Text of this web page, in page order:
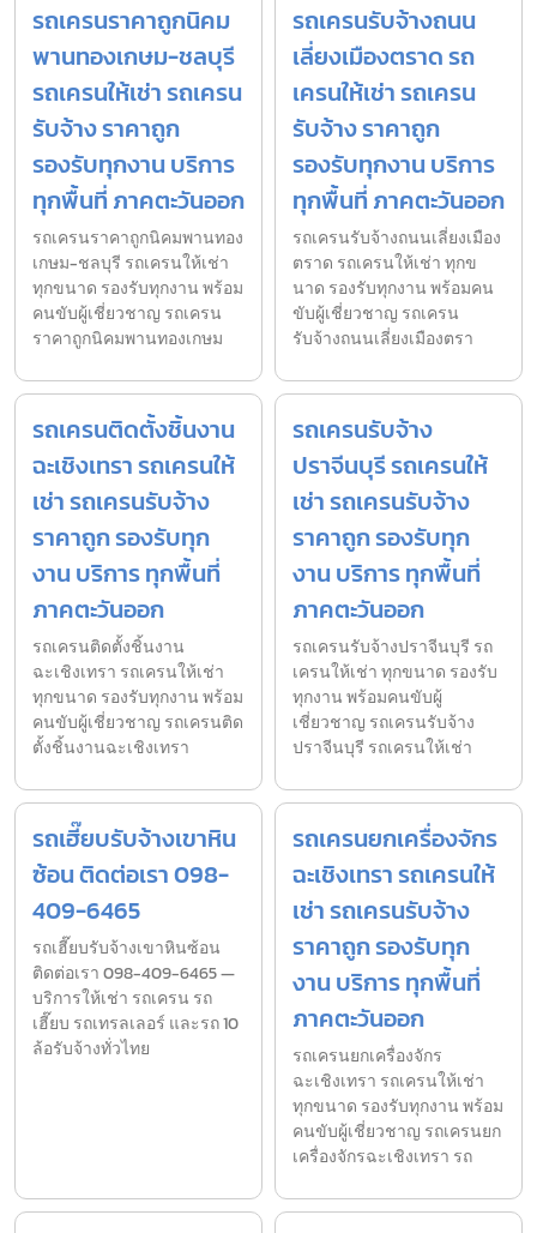
รถเครนราคาถูกนิคม
พานทองเกษม-ชลบุรี
รถเครนให้เช่า รถเครน
รับจ้าง ราคาถูก
รองรับทุกงาน บริการ
ทุกพื้นที่ ภาคตะวันออก
รถเครนราคาถูกนิคมพานทอง
เกษม-ชลบุรี รถเครนให้เช่า
ทุกขนาด รองรับทุกงาน พร้อม
คนขับผู้เชี่ยวชาญ รถเครน
ราคาถูกนิคมพานทองเกษม
รถเครนรับจ้างถนน
เลี่ยงเมืองตราด รถ
เครนให้เช่า รถเครน
รับจ้าง ราคาถูก
รองรับทุกงาน บริการ
ทุกพื้นที่ ภาคตะวันออก
รถเครนรับจ้างถนนเลี่ยงเมือง
ตราด รถเครนให้เช่า ทุกข
นาด รองรับทุกงาน พร้อมคน
ขับผู้เชี่ยวชาญ รถเครน
รับจ้างถนนเลี่ยงเมืองตรา
รถเครนติดตั้งชิ้นงาน
ฉะเชิงเทรา รถเครนให้
เช่า รถเครนรับจ้าง
ราคาถูก รองรับทุก
งาน บริการ ทุกพื้นที่
ภาคตะวันออก
รถเครนติดตั้งชิ้นงาน
ฉะเชิงเทรา รถเครนให้เช่า
ทุกขนาด รองรับทุกงาน พร้อม
คนขับผู้เชี่ยวชาญ รถเครนติด
ตั้งชิ้นงานฉะเชิงเทรา
รถเครนรับจ้าง
ปราจีนบุรี รถเครนให้
เช่า รถเครนรับจ้าง
ราคาถูก รองรับทุก
งาน บริการ ทุกพื้นที่
ภาคตะวันออก
รถเครนรับจ้างปราจีนบุรี รถ
เครนให้เช่า ทุกขนาด รองรับ
ทุกงาน พร้อมคนขับผู้
เชี่ยวชาญ รถเครนรับจ้าง
ปราจีนบุรี รถเครนให้เช่า
รถเฮี๊ยบรับจ้างเขาหิน
ซ้อน ติดต่อเรา 098-
409-6465
รถเฮี๊ยบรับจ้างเขาหินซ้อน
ติดต่อเรา 098-409-6465 —
บริการให้เช่า รถเครน รถ
เฮี๊ยบ รถเทรลเลอร์ และรถ 10
ล้อรับจ้างทั่วไทย
รถเครนยกเครื่องจักร
ฉะเชิงเทรา รถเครนให้
เช่า รถเครนรับจ้าง
ราคาถูก รองรับทุก
งาน บริการ ทุกพื้นที่
ภาคตะวันออก
รถเครนยกเครื่องจักร
ฉะเชิงเทรา รถเครนให้เช่า
ทุกขนาด รองรับทุกงาน พร้อม
คนขับผู้เชี่ยวชาญ รถเครนยก
เครื่องจักรฉะเชิงเทรา รถ